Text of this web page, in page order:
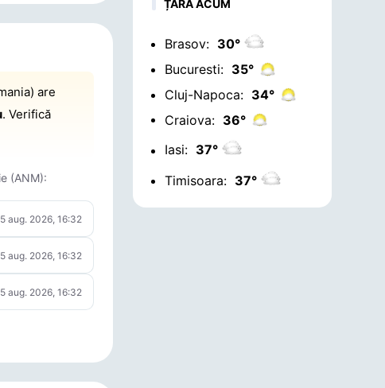
are
. Verifică
(ANM):
5 aug. 2026, 16:32
5 aug. 2026, 16:32
5 aug. 2026, 16:32
ȚARĂ ACUM
Brasov: 30°
Bucuresti: 35°
Cluj-Napoca: 34°
Craiova: 36°
Iasi: 37°
Timisoara: 37°